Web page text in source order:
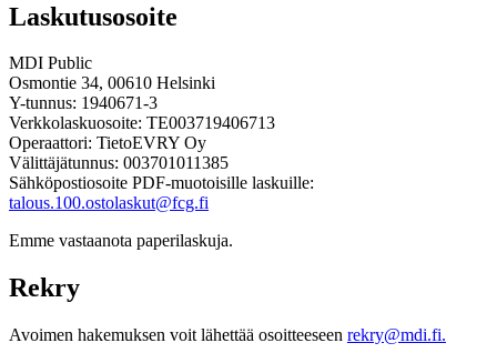
Laskutusosoite
MDI Public
Osmontie 34, 00610 Helsinki
Y-tunnus: 1940671-3
Verkkolaskuosoite: TE003719406713
Operaattori: TietoEVRY Oy
Välittäjätunnus: 003701011385
Sähköpostiosoite PDF-muotoisille laskuille:
talous.100.ostolaskut@fcg.fi
Emme vastaanota paperilaskuja.
Rekry
Avoimen hakemuksen voit lähettää osoitteeseen rekry@mdi.fi.